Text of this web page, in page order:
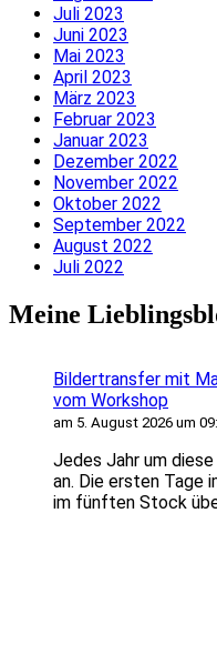
Juli 2023
Juni 2023
Mai 2023
April 2023
März 2023
Februar 2023
Januar 2023
Dezember 2022
November 2022
Oktober 2022
September 2022
August 2022
Juli 2022
Meine
Bildertransfer mit
vom Workshop
am 5. August 2026 um
Jedes Jahr um
an. Die ersten Tage
im fünften Stock